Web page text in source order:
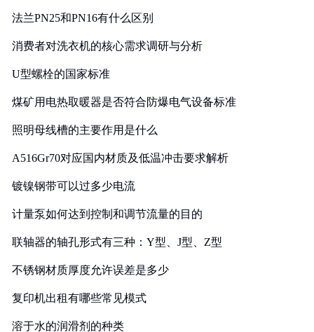
法兰PN25和PN16有什么区别
消费者对洗衣机的核心需求调研与分析
U型螺栓的国家标准
煤矿用电热取暖器是否符合防爆电气设备标准
照明母线槽的主要作用是什么
A516Gr70对应国内材质及低温冲击要求解析
镀镍钢带可以过多少电流
计量泵如何达到控制和调节流量的目的
联轴器的轴孔形式有三种：Y型、J型、Z型
不锈钢材质厚度允许误差是多少
复印机出租有哪些常见模式
溶于水的润滑剂的种类